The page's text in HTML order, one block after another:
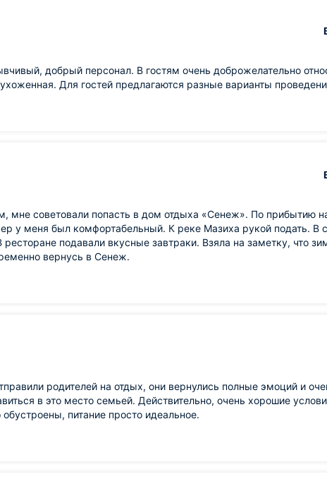
добрый персонал. В гостям очень доброжелательно
Для гостей предлагаются разные варианты
мне советовали попасть в дом отдыха «Сенеж». По прибытию
у меня был комфортабельный. К реке Мазиха рукой подать. В
ресторане подавали вкусные завтраки. Взяла на заметку, что
вернусь в Сенеж.
родителей на отдых, они вернулись полные эмоций и
в это место семьей. Действительно, очень хорошие
питание просто идеальное.